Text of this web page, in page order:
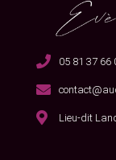
05 81 37 66
Lieu-dit